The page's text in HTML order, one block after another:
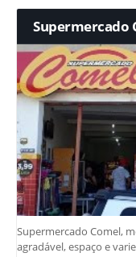
Supermercado
Supermercado Comel,
agradável, espaço e